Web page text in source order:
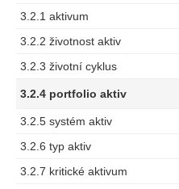
3.2.1 aktivum
3.2.2 životnost aktiv
3.2.3 životní cyklus
3.2.4 portfolio aktiv
3.2.5 systém aktiv
3.2.6 typ aktiv
3.2.7 kritické aktivum